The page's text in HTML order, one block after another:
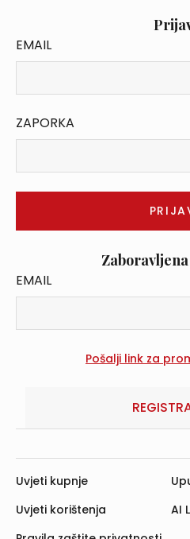
EMAIL
ZAPORKA
EMAIL
Uvjeti kupnje
Uvjeti korištenja
AI